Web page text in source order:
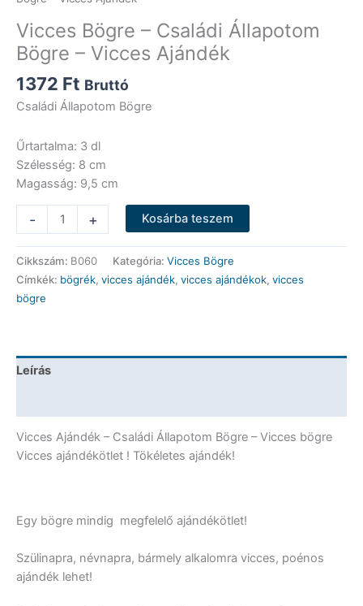
Vicces Bögre – Családi Állapotom
Bögre – Vicces Ajándék
1372 Ft Bruttó
Családi Állapotom Bögre
Űrtartalma: 3 dl
Szélesség: 8 cm
Magasság: 9,5 cm
-
Bögre
-
Családi
Állapotom
Bögre
Ajándék
+ Kosárba teszem
Cikkszám: B060 Kategória: Vicces Bögre
Címkék: bögrék, vicces ajándék, vicces ajándékok, vicces
bögre
Leírás
Vicces Ajándék – Családi Állapotom Bögre – Vicces bögre
Vicces ajándékötlet ! Tökéletes ajándék!
Egy bögre mindig megfelelő ajándékötlet!
Szülinapra, névnapra, bármely alkalomra vicces, poénos
ajándék lehet!